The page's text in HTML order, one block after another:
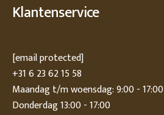
Klantenservice
[email protected]
+31 6 23 62 15 58
Maandag t/m woensdag: 9:00 - 17:00
Donderdag 13:00 - 17:00